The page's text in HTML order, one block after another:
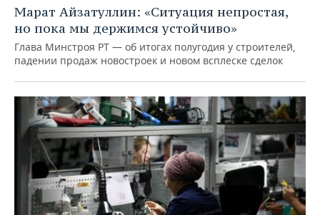
Марат Айзатуллин: «Ситуация непростая,
но пока мы держимся устойчиво»
Глава Минстроя РТ — об итогах полугодия у строителей,
падении продаж новостроек и новом всплеске сделок